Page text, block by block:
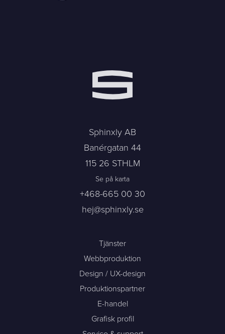
Sphinxly AB
Banérgatan 44
115 26 STHLM
Se på karta
+468-665 00 30
hej@sphinxly.se
Tjänster
Webbproduktion
Design / UX-design
Produktionspartner
E-handel
Grafisk profil